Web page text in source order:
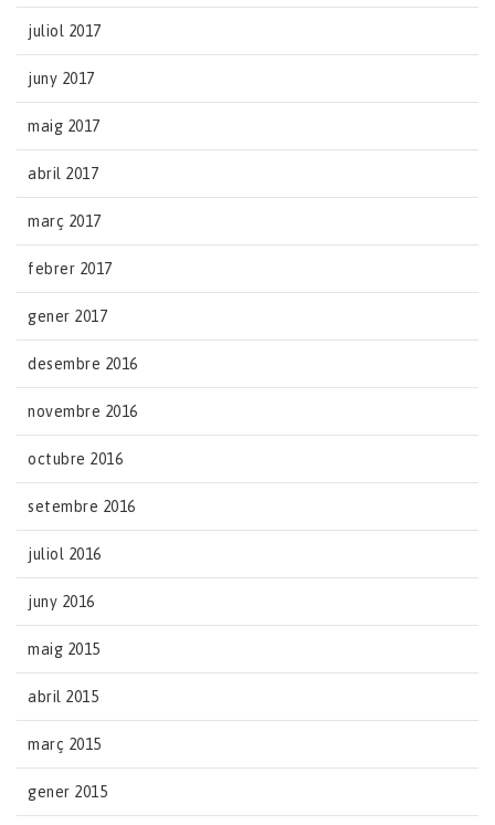
juliol 2017
juny 2017
maig 2017
abril 2017
març 2017
febrer 2017
gener 2017
desembre 2016
novembre 2016
octubre 2016
setembre 2016
juliol 2016
juny 2016
maig 2015
abril 2015
març 2015
gener 2015